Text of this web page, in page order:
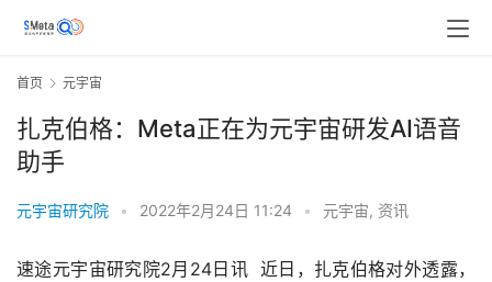
首页 元宇宙
扎克伯格：Meta正在为元宇宙研发AI语音
助手
元宇宙研究院 • 2022年2月24日 11:24 • 元宇宙, 资讯
速途元宇宙研究院2月24日讯  近日，扎克伯格对外透露，